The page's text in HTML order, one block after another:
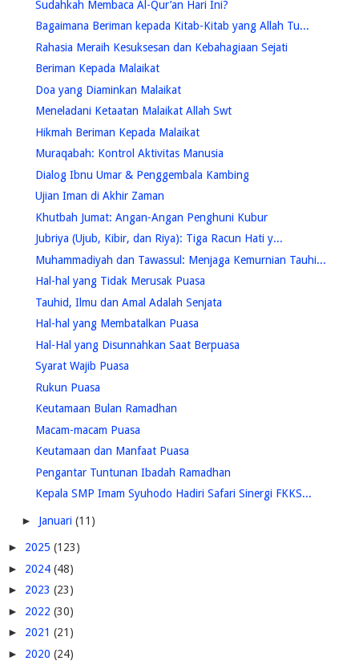
Sudahkah Membaca Al-Qur’an Hari Ini?
Bagaimana Beriman kepada Kitab-Kitab yang Allah Tu...
Rahasia Meraih Kesuksesan dan Kebahagiaan Sejati
Beriman Kepada Malaikat
Doa yang Diaminkan Malaikat
Meneladani Ketaatan Malaikat Allah Swt
Hikmah Beriman Kepada Malaikat
Muraqabah: Kontrol Aktivitas Manusia
Dialog Ibnu Umar & Penggembala Kambing
Ujian Iman di Akhir Zaman
Khutbah Jumat: Angan-Angan Penghuni Kubur
Jubriya (Ujub, Kibir, dan Riya): Tiga Racun Hati y...
Muhammadiyah dan Tawassul: Menjaga Kemurnian Tauhi...
Hal-hal yang Tidak Merusak Puasa
Tauhid, Ilmu dan Amal Adalah Senjata
Hal-hal yang Membatalkan Puasa
Hal-Hal yang Disunnahkan Saat Berpuasa
Syarat Wajib Puasa
Rukun Puasa
Keutamaan Bulan Ramadhan
Macam-macam Puasa
Keutamaan dan Manfaat Puasa
Pengantar Tuntunan Ibadah Ramadhan
Kepala SMP Imam Syuhodo Hadiri Safari Sinergi FKKS...
► Januari (11)
► 2025 (123)
► 2024 (48)
► 2023 (23)
► 2022 (30)
► 2021 (21)
► 2020 (24)